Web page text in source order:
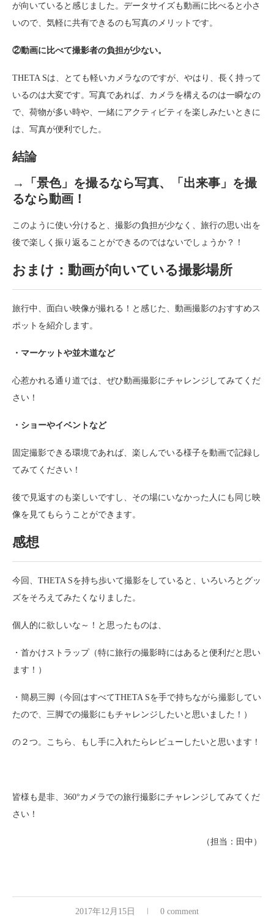
が向いていると感じました。データサイズも動画に比べると小さ
いので、気軽に共有できるのも写真のメリットです。
②動画に比べて撮影者の負担が少ない。
THETA Sは、とても軽いカメラなのですが、やはり、長く持って
いるのは大変です。写真であれば、カメラを構えるのは一瞬なの
で、荷物が多い時や、一緒にアクティビティを楽しみたいときに
は、写真が便利でした。
結論
→「景色」を撮るなら写真、「出来事」を撮
るなら動画！
このように使い分けると、撮影の負担が少なく、旅行の思い出を
後で楽しく振り返ることができるのではないでしょうか？！
おまけ： 動画が向いている撮影場所
旅行中、面白い映像が撮れる！と感じた、動画撮影のおすすめス
ポットを紹介します。
・マーケットや並木道など
心惹かれる通り道では、ぜひ動画撮影にチャレンジしてみてくだ
さい！
・ショーやイベントなど
固定撮影できる環境であれば、楽しんでいる様子を動画で記録し
てみてください！
後で見返すのも楽しいですし、その場にいなかった人にも同じ映
像を見てもらうことができます。
感想
今回、THETA Sを持ち歩いて撮影をしていると、いろいろとグッ
ズをそろえてみたくなりました。
個人的に欲しいな～！と思ったものは、
・首かけストラップ（特に旅行の撮影時にはあると便利だと思い
ます！）
・簡易三脚（今回はすべてTHETA Sを手で持ちながら撮影してい
たので、三脚での撮影にもチャレンジしたいと思いました！）
の２つ。こちら、もし手に入れたらレビューしたいと思います！
皆様も是非、360°カメラでの旅行撮影にチャレンジしてみてくだ
さい！
（担当：田中）
2017年12月15日 0 comment